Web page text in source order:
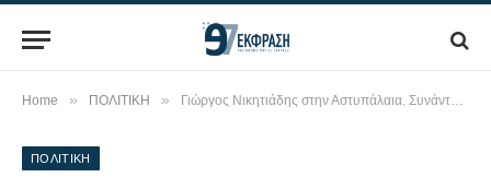
Home » ΠΟΛΙΤΙΚΗ » Γιώργος Νικητιάδης στην Αστυπάλαια. Συνάντηση με Δήμαρχο – μέλη και φίλους ΠΑΣΟΚ – Κίνημα Αλλαγής
ΠΟΛΙΤΙΚΗ